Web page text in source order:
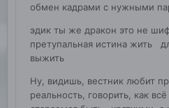
обмен кадрами с нужными
эдик ты же дракон это не
претупальная истина жить
выжить
Ну, видишь, вестник любит
реальность, говорить, как